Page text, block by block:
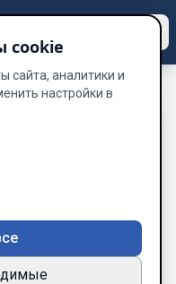
—
cookie
сайта, аналитики и
настройки в